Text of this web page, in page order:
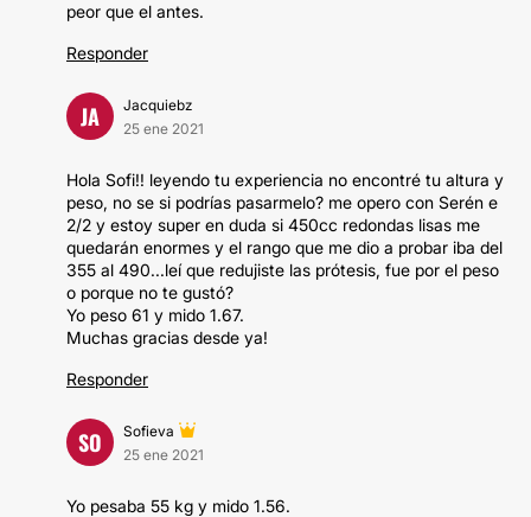
peor que el antes.
Responder
JA
Jacquiebz
25 ene 2021
Hola Sofi!! leyendo tu experiencia no encontré tu altura y
peso, no se si podrías pasarmelo? me opero con Serén e
2/2 y estoy super en duda si 450cc redondas lisas me
quedarán enormes y el rango que me dio a probar iba del
355 al 490...leí que redujiste las prótesis, fue por el peso
o porque no te gustó?
Yo peso 61 y mido 1.67.
Muchas gracias desde ya!
Responder
SO
Sofieva
25 ene 2021
Yo pesaba 55 kg y mido 1.56.